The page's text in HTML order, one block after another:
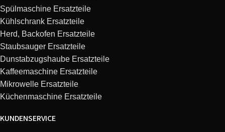
Spülmaschine Ersatzteile
Kühlschrank Ersatzteile
Herd, Backofen Ersatzteile
Staubsauger Ersatzteile
Dunstabzugshaube Ersatzteile
Kaffeemaschine Ersatzteile
Mikrowelle Ersatzteile
Küchenmaschine Ersatzteile
KUNDENSERVICE